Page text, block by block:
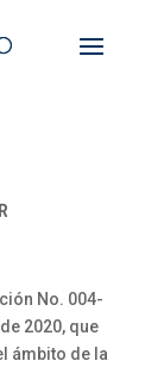
No. 004-
2020, que
ámbito de la